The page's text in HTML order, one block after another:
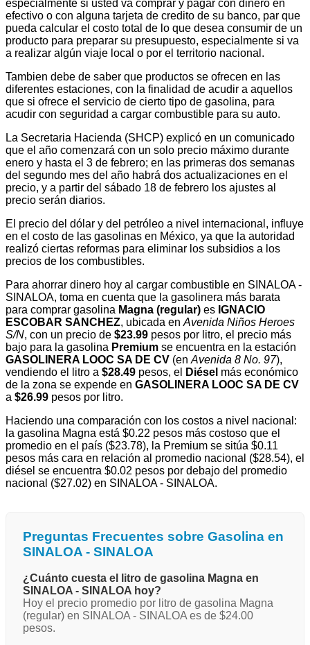
especialmente si usted va comprar y pagar con dinero en
efectivo o con alguna tarjeta de credito de su banco, par que
pueda calcular el costo total de lo que desea consumir de un
producto para preparar su presupuesto, especialmente si va
a realizar algún viaje local o por el territorio nacional.
Tambien debe de saber que productos se ofrecen en las
diferentes estaciones, con la finalidad de acudir a aquellos
que si ofrece el servicio de cierto tipo de gasolina, para
acudir con seguridad a cargar combustible para su auto.
La Secretaria Hacienda (SHCP) explicó en un comunicado
que el año comenzará con un solo precio máximo durante
enero y hasta el 3 de febrero; en las primeras dos semanas
del segundo mes del año habrá dos actualizaciones en el
precio, y a partir del sábado 18 de febrero los ajustes al
precio serán diarios.
El precio del dólar y del petróleo a nivel internacional, influye
en el costo de las gasolinas en México, ya que la autoridad
realizó ciertas reformas para eliminar los subsidios a los
precios de los combustibles.
Para ahorrar dinero hoy al cargar combustible en SINALOA -
SINALOA, toma en cuenta que la gasolinera más barata
para comprar gasolina Magna (regular) es IGNACIO
ESCOBAR SANCHEZ, ubicada en Avenida Niños Heroes
S/N, con un precio de $23.99 pesos por litro, el precio más
bajo para la gasolina Premium se encuentra en la estación
GASOLINERA LOOC SA DE CV (en Avenida 8 No. 97),
vendiendo el litro a $28.49 pesos, el Diésel más económico
de la zona se expende en GASOLINERA LOOC SA DE CV
a $26.99 pesos por litro.
Haciendo una comparación con los costos a nivel nacional:
la gasolina Magna está $0.22 pesos más costoso que el
promedio en el país ($23.78), la Premium se sitúa $0.11
pesos más cara en relación al promedio nacional ($28.54), el
diésel se encuentra $0.02 pesos por debajo del promedio
nacional ($27.02) en SINALOA - SINALOA.
Preguntas Frecuentes sobre Gasolina en
SINALOA - SINALOA
¿Cuánto cuesta el litro de gasolina Magna en
SINALOA - SINALOA hoy?
Hoy el precio promedio por litro de gasolina Magna
(regular) en SINALOA - SINALOA es de $24.00
pesos.